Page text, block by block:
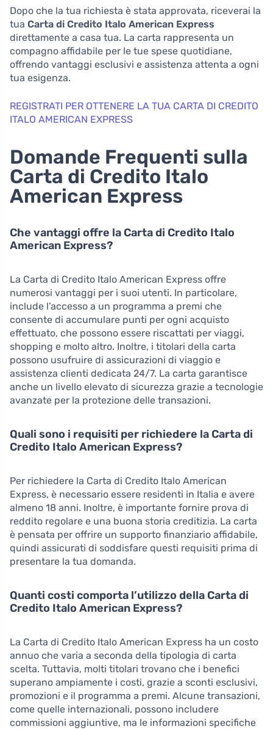
Dopo che la tua richiesta è stata approvata, riceverai la
tua Carta di Credito Italo American Express
direttamente a casa tua. La carta rappresenta un
compagno affidabile per le tue spese quotidiane,
offrendo vantaggi esclusivi e assistenza attenta a ogni
tua esigenza.
REGISTRATI PER OTTENERE LA TUA CARTA DI CREDITO
ITALO AMERICAN EXPRESS
Domande Frequenti sulla
Carta di Credito Italo
American Express
Che vantaggi offre la Carta di Credito Italo
American Express?
La Carta di Credito Italo American Express offre
numerosi vantaggi per i suoi utenti. In particolare,
include l’accesso a un programma a premi che
consente di accumulare punti per ogni acquisto
effettuato, che possono essere riscattati per viaggi,
shopping e molto altro. Inoltre, i titolari della carta
possono usufruire di assicurazioni di viaggio e
assistenza clienti dedicata 24/7. La carta garantisce
anche un livello elevato di sicurezza grazie a tecnologie
avanzate per la protezione delle transazioni.
Quali sono i requisiti per richiedere la Carta di
Credito Italo American Express?
Per richiedere la Carta di Credito Italo American
Express, è necessario essere residenti in Italia e avere
almeno 18 anni. Inoltre, è importante fornire prova di
reddito regolare e una buona storia creditizia. La carta
è pensata per offrire un supporto finanziario affidabile,
quindi assicurati di soddisfare questi requisiti prima di
presentare la tua domanda.
Quanti costi comporta l’utilizzo della Carta di
Credito Italo American Express?
La Carta di Credito Italo American Express ha un costo
annuo che varia a seconda della tipologia di carta
scelta. Tuttavia, molti titolari trovano che i benefici
superano ampiamente i costi, grazie a sconti esclusivi,
promozioni e il programma a premi. Alcune transazioni,
come quelle internazionali, possono includere
commissioni aggiuntive, ma le informazioni specifiche